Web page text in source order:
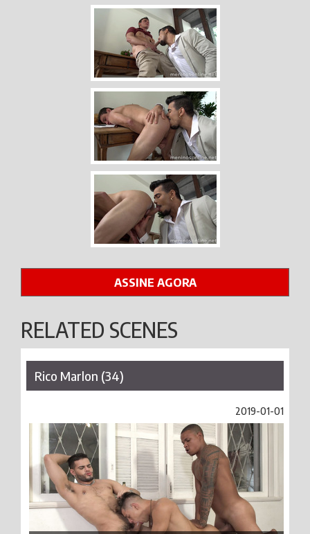
ASSINE AGORA
RELATED SCENES
Rico Marlon (34)
2019-01-01